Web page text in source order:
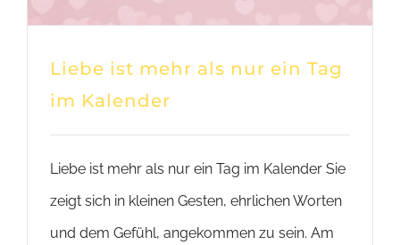
Liebe ist mehr als nur ein Tag
im Kalender
Liebe ist mehr als nur ein Tag im Kalender Sie
zeigt sich in kleinen Gesten, ehrlichen Worten
und dem Gefühl, angekommen zu sein. Am